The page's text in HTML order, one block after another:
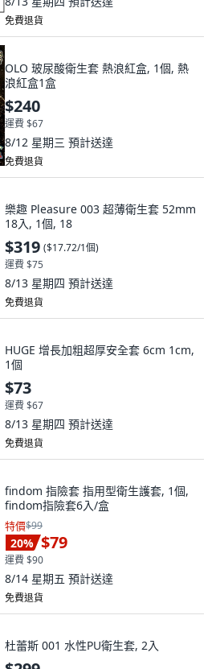
免費退貨
OLO 玻尿酸衛生套 熱浪紅盒, 1個, 熱
浪紅盒1盒
$240
運費 $67
8/12 星期三 預計送達
免費退貨
樂趣 Pleasure 003 超薄衛生套 52mm
18入, 1個, 18
$319 ($17.72/1個)
運費 $75
8/13 星期四 預計送達
免費退貨
HUGE 增長加粗超厚安全套 6cm 1cm,
1個
$73
運費 $67
8/13 星期四 預計送達
免費退貨
findom 指險套 指用型衛生護套, 1個,
findom指險套6入/盒
特價$99
20% $79
運費 $90
8/14 星期五 預計送達
免費退貨
杜蕾斯 001 水性PU衛生套, 2入